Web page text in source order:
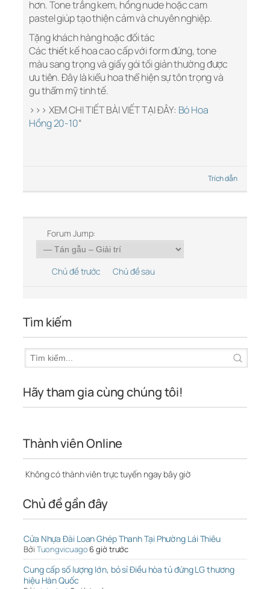
hơn. Tone trắng kem, hồng nude hoặc cam
pastel giúp tạo thiện cảm và chuyên nghiệp.
Tặng khách hàng hoặc đối tác
Các thiết kế hoa cao cấp với form đứng, tone
màu sang trọng và giấy gói tối giản thường được
ưu tiên. Đây là kiểu hoa thể hiện sự tôn trọng và
gu thẩm mỹ tinh tế.
>>> XEM CHI TIẾT BÀI VIẾT TẠI ĐÂY: Bó Hoa
Hồng 20-10“
Trích dẫn
Forum Jump:
Chủ đề trước Chủ đề sau
Tìm kiếm
Hãy tham gia cùng chúng tôi!
Thành viên Online
Không có thành viên trực tuyến ngay bây giờ
Chủ đề gần đây
Cửa Nhựa Đài Loan Ghép Thanh Tại Phường Lái Thiêu
Bởi Tuongvicuago 6 giờ trước
Cung cấp số lượng lớn, bỏ sỉ Điều hòa tủ đứng LG thương
hiệu Hàn Quốc